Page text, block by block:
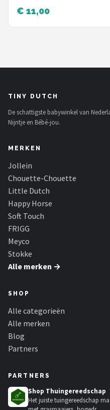
€ 11,00
TINY DUTCH
De schattigste babywinkel van
Nijntje en Bébé-jou.
MERKEN
Jollein
Chouette-Chouette
Little Dutch
Happy Horse
Soft Touch
FRIGG
Meyco
Stokke
Alle merken →
SHOP
Alle categorieën
Alle merken
Blog
Partners
PARTNERS
Shop Thuingereedschap
Het juiste tuingereedschap